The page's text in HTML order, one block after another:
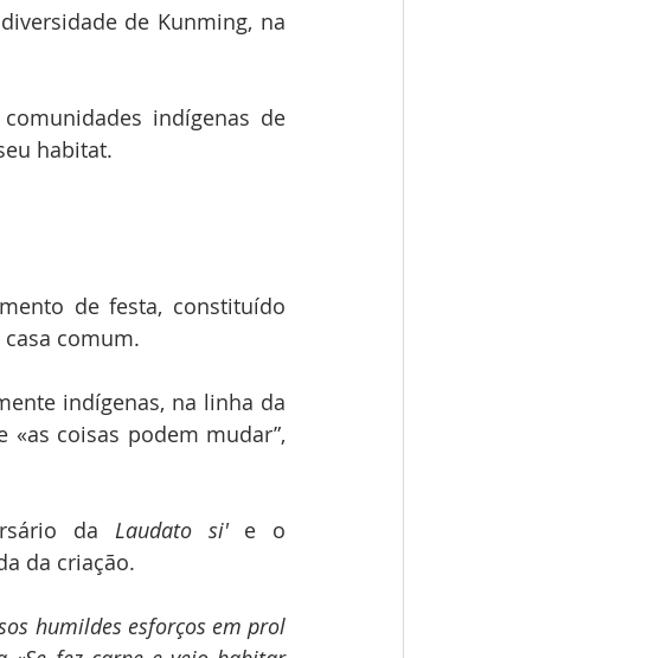
de Kunming, na
indígenas de
habitat.
de festa, constituído
comum.
indígenas, na linha da
«as coisas podem mudar”,
da Laudato si' e o
da criação.
humildes esforços em prol